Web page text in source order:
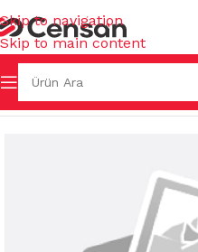
Skip to navigation
Skip to main content